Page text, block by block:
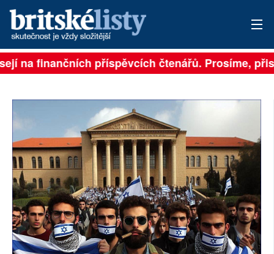
PŘIHLÁSIT
ARCHIV
ROZHOVORY
TÉMATA
NEJČTENĚJŠÍ ZA 7 DNÍ
AUTOŘI
na finančních příspěvcích čtenářů. Prosíme,